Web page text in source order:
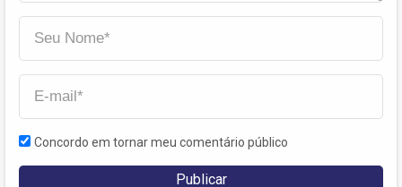
Concordo em tornar meu comentário público